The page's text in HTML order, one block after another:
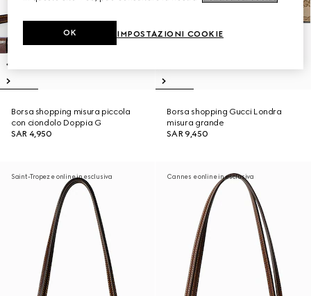
Borsa shopping misura piccola
con ciondolo Doppia G
SAR 4,950
Borsa shopping Gucci Londra
misura grande
SAR 9,450
Saint-Tropez e online in esclusiva Cannes e online in esclusiva
IMPOSTAZIONI COOKIE
OK